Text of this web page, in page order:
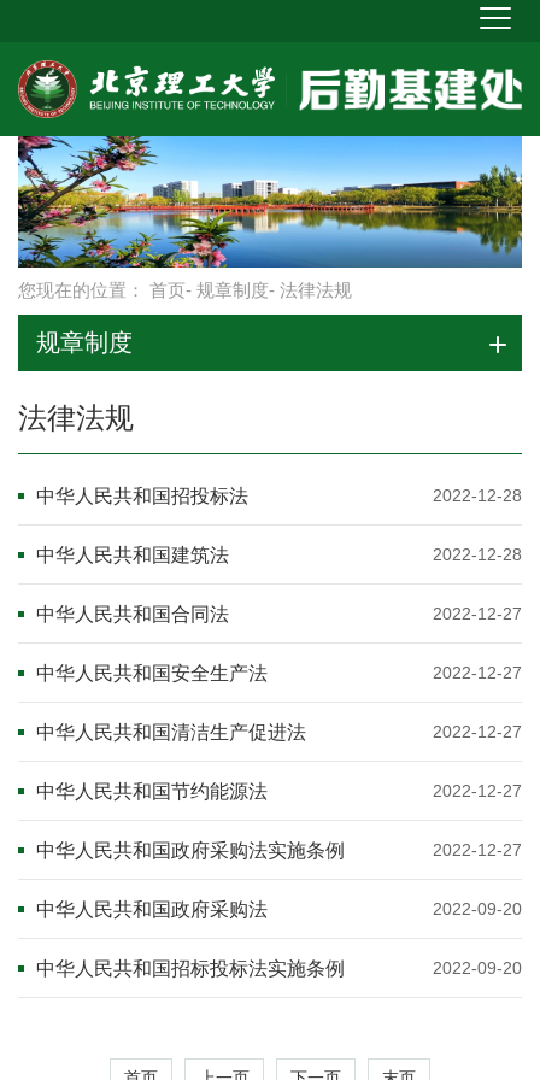
您现在的位置： 首页- 规章制度- 法律法规
规章制度
法律法规
2022-12-28
中华人民共和国招投标法
2022-12-28
中华人民共和国建筑法
2022-12-27
中华人民共和国合同法
2022-12-27
中华人民共和国安全生产法
2022-12-27
中华人民共和国清洁生产促进法
2022-12-27
中华人民共和国节约能源法
2022-12-27
中华人民共和国政府采购法实施条例
2022-09-20
中华人民共和国政府采购法
2022-09-20
中华人民共和国招标投标法实施条例